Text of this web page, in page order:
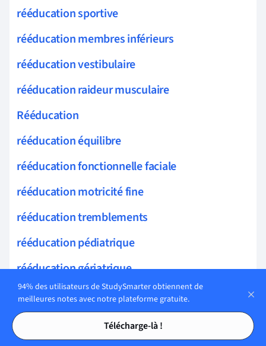
Tables des matières
Tables des matières
rééducation sportive
rééducation membres inférieurs
rééducation vestibulaire
rééducation raideur musculaire
Rééducation
rééducation équilibre
rééducation fonctionnelle faciale
rééducation motricité fine
rééducation tremblements
rééducation pédiatrique
rééducation gériatrique
rééducation troubles posturaux
rééducation paralysie
94% des utilisateurs de StudySmarter obtiennent de
meilleures notes avec notre plateforme gratuite.
Télécharge-là !